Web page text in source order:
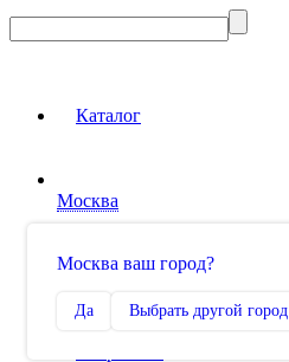
Каталог
Москва
Москва ваш город?
Да Выбрать другой город
Сравнение